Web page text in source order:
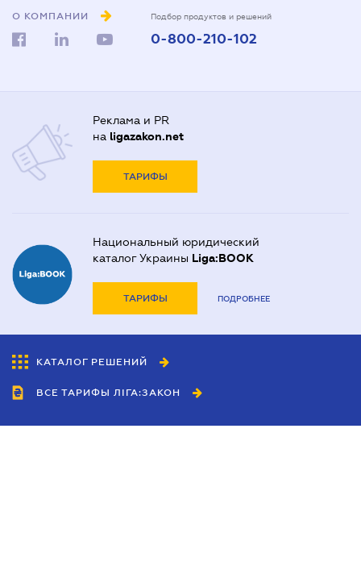
О КОМПАНИИ Подбор продуктов и решений
0-800-210-102
Реклама и PR
на ligazakon.net
ТАРИФЫ
Национальный юридический
каталог Украины Liga:BOOK
ТАРИФЫ ПОДРОБНЕЕ
КАТАЛОГ РЕШЕНИЙ
ВСЕ ТАРИФЫ ЛІГА:ЗАКОН